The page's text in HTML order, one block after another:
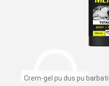
Crem-gel pu dus pu